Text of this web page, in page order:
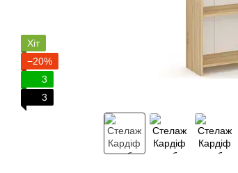
Хіт
−20%
3
3